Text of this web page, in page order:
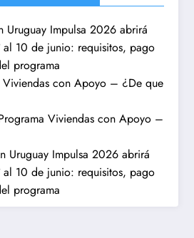
Uruguay Impulsa 2026 abrirá
al 10 de junio: requisitos, pago
programa
Viviendas con Apoyo – ¿De que
Viviendas con Apoyo –
Uruguay Impulsa 2026 abrirá
al 10 de junio: requisitos, pago
programa